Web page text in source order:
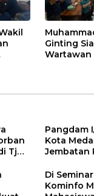
Ginting
Wartawan
Tj
Pangdam
Kota
Jembatan
Medan
Maimun
Di
Kominfo